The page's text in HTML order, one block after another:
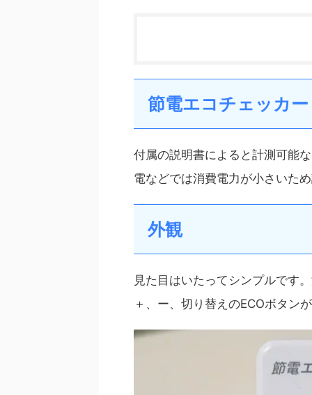
節電エコチェッカ
付属の説明書によると計測可能
電などでは消費電力が小さいた
外観
見た目はいたってシンプルです
＋、ー、切り替えのECOボタン